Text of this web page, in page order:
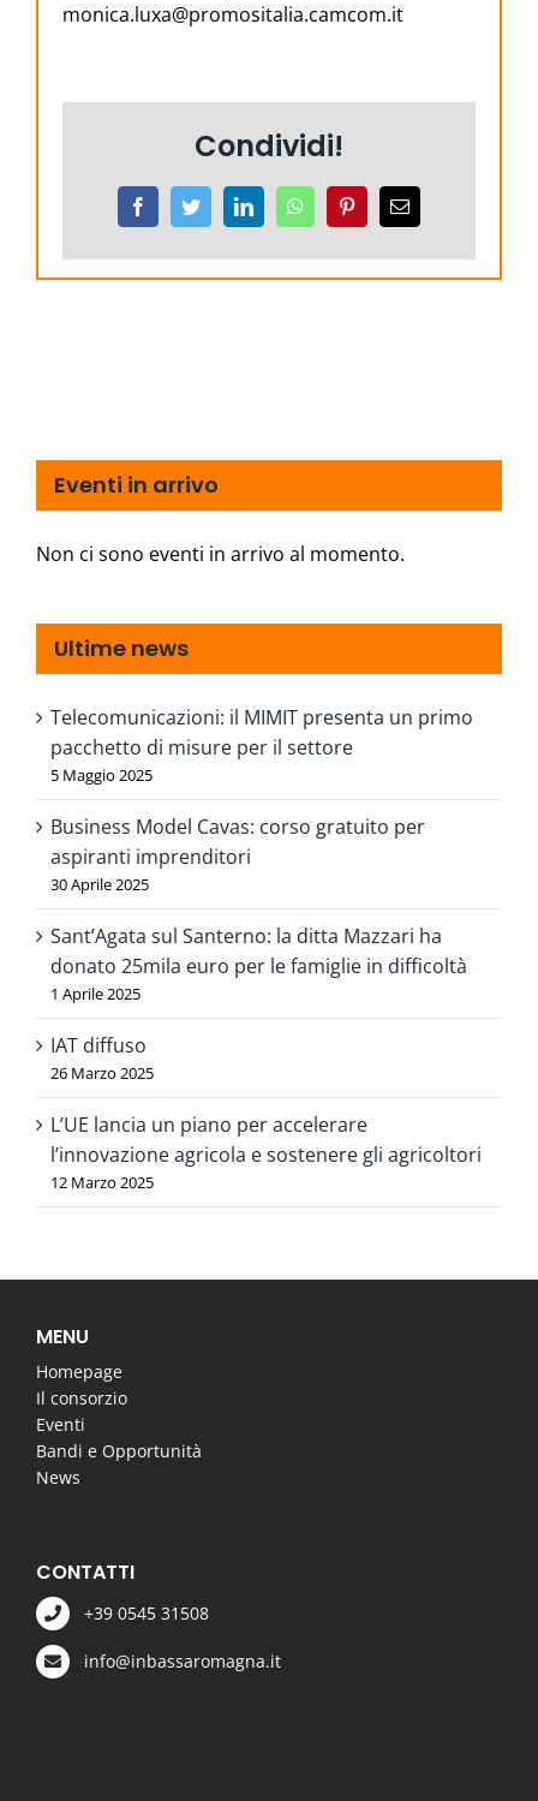
monica.luxa@promositalia.camcom.it
Condividi!
FacebookTwitterLinkedInWhatsAppPinterestEmail
Eventi in arrivo
Non ci sono eventi in arrivo al momento.
Ultime news
Telecomunicazioni: il MIMIT presenta un primo
pacchetto di misure per il settore
5 Maggio 2025
Business Model Cavas: corso gratuito per
aspiranti imprenditori
30 Aprile 2025
Sant’Agata sul Santerno: la ditta Mazzari ha
donato 25mila euro per le famiglie in difficoltà
1 Aprile 2025
IAT diffuso
26 Marzo 2025
L’UE lancia un piano per accelerare
l’innovazione agricola e sostenere gli agricoltori
12 Marzo 2025
MENU
Homepage
Il consorzio
Eventi
Bandi e Opportunità
News
CONTATTI
+39 0545 31508
info@inbassaromagna.it